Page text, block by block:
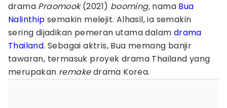
drama Praomook(2021) booming, nama Bua
Nalinthip semakin melejit. Alhasil, ia semakin
sering dijadikan pemeran utama dalam drama
Thailand. Sebagai aktris, Bua memang banjir
tawaran, termasuk proyek drama Thailand yang
merupakan remakedrama Korea.